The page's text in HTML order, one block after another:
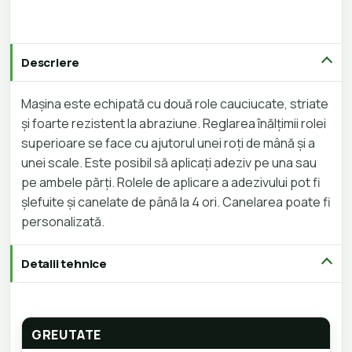
Descriere
Mașina este echipată cu două role cauciucate, striate
și foarte rezistent la abraziune. Reglarea înălțimii rolei
superioare se face cu ajutorul unei roți de mână și a
unei scale. Este posibil să aplicați adeziv pe una sau
pe ambele părți. Rolele de aplicare a adezivului pot fi
șlefuite și canelate de până la 4 ori. Canelarea poate fi
personalizată.
Detalii tehnice
GREUTATE